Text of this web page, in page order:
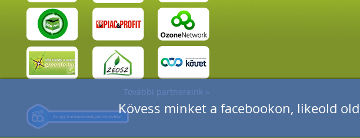
Kövess minket a facebookon, likeold
További partnereink »